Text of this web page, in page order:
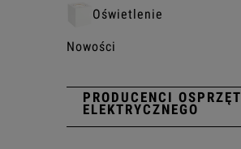
Oświetlenie
Nowości
PRODUCENCI
ELEKTRYCZNEGO